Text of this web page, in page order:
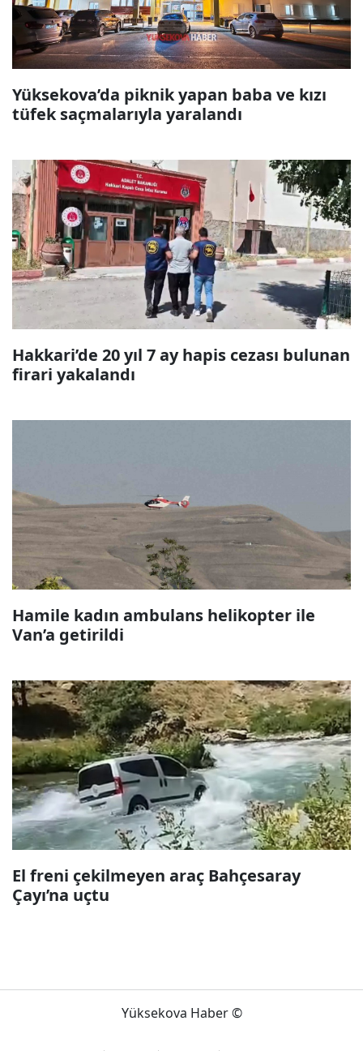
Yüksekova’da piknik yapan baba ve kızı
tüfek saçmalarıyla yaralandı
Hakkari’de 20 yıl 7 ay hapis cezası bulunan
firari yakalandı
Hamile kadın ambulans helikopter ile
Van’a getirildi
El freni çekilmeyen araç Bahçesaray
Çayı’na uçtu
Yüksekova Haber ©